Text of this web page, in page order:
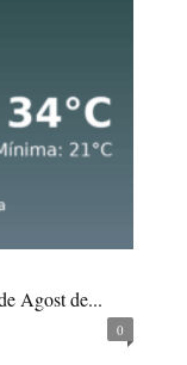
Agost de...
0